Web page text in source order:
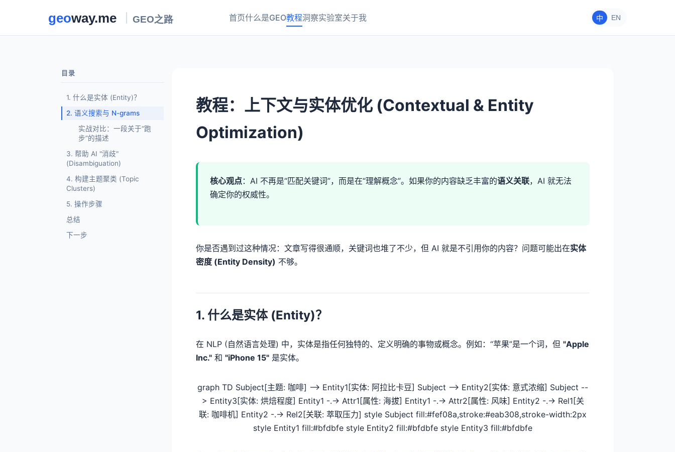
首页什么是GEO教程洞察实验室关于我 中 EN
目录
1. 什么是实体 (Entity)？
2. 语义搜索与 N-grams
实战对比：一段关于“跑
步”的描述
3. 帮助 AI "消歧"
(Disambiguation)
4. 构建主题聚类 (Topic
Clusters)
5. 操作步骤
总结
下一步
教程：上下文与实体优化 (Contextual & Entity
Optimization)
核心观点：AI 不再是“匹配关键词”，而是在“理解概念”。如果你的内容缺乏丰富的语义关联，AI 就无法
确定你的权威性。
你是否遇到过这种情况：文章写得很通顺，关键词也堆了不少，但 AI 就是不引用你的内容？问题可能出在实体
密度 (Entity Density) 不够。
1. 什么是实体 (Entity)？
在 NLP (自然语言处理) 中，实体是指任何独特的、定义明确的事物或概念。例如：“苹果”是一个词，但 "Apple
Inc." 和 "iPhone 15" 是实体。
graph TD Subject[主题: 咖啡] --> Entity1[实体: 阿拉比卡豆] Subject --> Entity2[实体: 意式浓缩] Subject --
> Entity3[实体: 烘焙程度] Entity1 -.-> Attr1[属性: 海拔] Entity1 -.-> Attr2[属性: 风味] Entity2 -.-> Rel1[关
联: 咖啡机] Entity2 -.-> Rel2[关联: 萃取压力] style Subject fill:#fef08a,stroke:#eab308,stroke-width:2px
style Entity1 fill:#bfdbfe style Entity2 fill:#bfdbfe style Entity3 fill:#bfdbfe